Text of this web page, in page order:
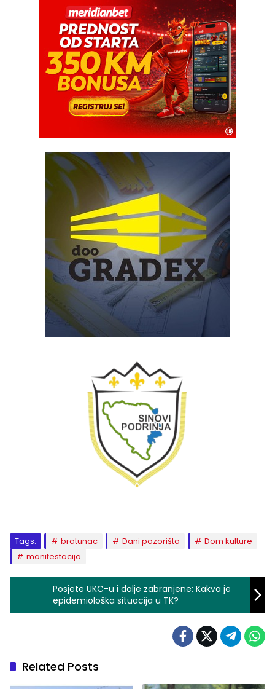
Tags: bratunac Dani pozorišta
Dom kulture
manifestacija
Posjete UKC-u i dalje zabranjene: Kakva je
epidemiološka situacija u TK?
Related Posts